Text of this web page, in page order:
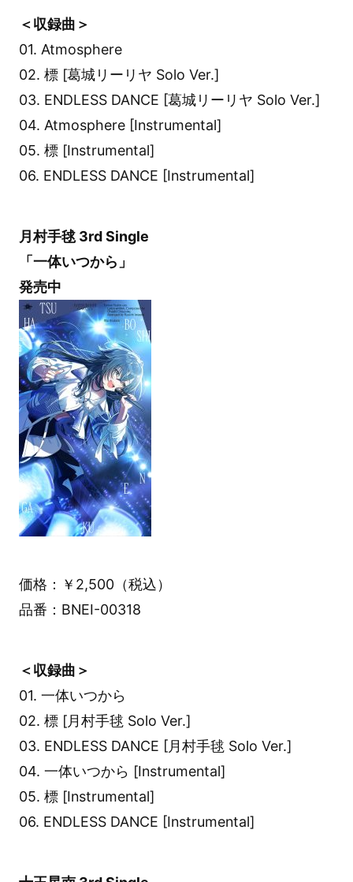
＜収録曲＞
01. Atmosphere
02. 標 [葛城リーリヤ Solo Ver.]
03. ENDLESS DANCE [葛城リーリヤ Solo Ver.]
04. Atmosphere [Instrumental]
05. 標 [Instrumental]
06. ENDLESS DANCE [Instrumental]
月村手毬 3rd Single
「一体いつから」
発売中
価格：￥2,500（税込）
品番：BNEI-00318
＜収録曲＞
01. 一体いつから
02. 標 [月村手毬 Solo Ver.]
03. ENDLESS DANCE [月村手毬 Solo Ver.]
04. 一体いつから [Instrumental]
05. 標 [Instrumental]
06. ENDLESS DANCE [Instrumental]